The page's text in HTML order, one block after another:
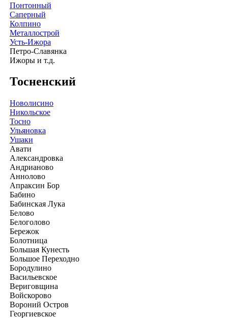
Понтонный
Саперный
Колпино
Металлострой
Усть-Ижора
Петро-Славянка
Ижоры и т.д.
Тосненский
Новолисино
Никольское
Тосно
Ульяновка
Ушаки
Авати
Александровка
Андрианово
Аннолово
Апраксин Бор
Бабино
Бабинская Лука
Белово
Белоголово
Бережок
Болотница
Большая Кунесть
Большое Переходно
Бородулино
Васильевское
Вериговщина
Войскорово
Вороний Остров
Георгиевское